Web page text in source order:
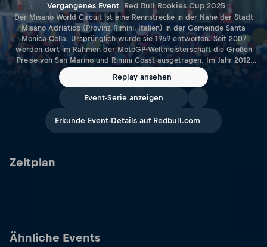
Vergangenes Event Red Bull Rookies Cup 2025
Der Misano World Circuit ist eine Rennstrecke in der Nähe der Stadt
Misano Adriatico (Provinz Rimini, Italien) in der Gemeinde Santa
Monica-Cella. Ursprünglich wurde sie 1969 entworfen. Seit 2007
werden dort im Rahmen der MotoGP-Weltmeisterschaft die Großen
Preise von San Marino und Rimini Coast ausgetragen. Im Jahr 2012
wurde die Strecke zum Gedenken an Marco Simoncelli umbenannt,
einen lokalen Motorradrennfahrer, der 2011 verstarb. Länge: 4,226 km
Link zur Rennstrecke: www.misanocircuit.com
Replay ansehen
Event-Serie anzeigen
Erkunde Event-Details auf Redbull.com
Zeitplan
Ähnliche Events